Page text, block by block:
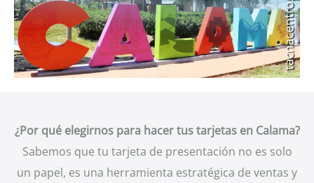
¿Por qué elegirnos para hacer tus tarjetas en Calama?
Sabemos que tu tarjeta de presentación no es solo
un papel, es una herramienta estratégica de ventas y